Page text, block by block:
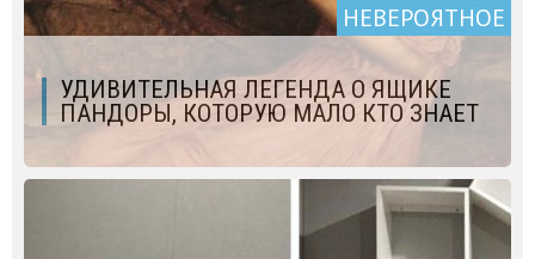
НЕВЕРОЯТНОЕ
УДИВИТЕЛЬНАЯ ЛЕГЕНДА О ЯЩИКЕ
ПАНДОРЫ, КОТОРУЮ МАЛО КТО ЗНАЕТ